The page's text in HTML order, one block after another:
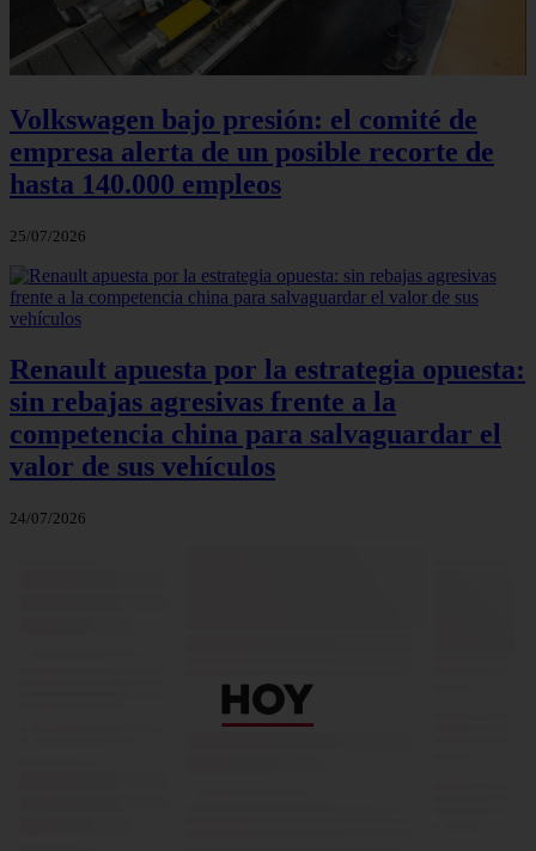
Volkswagen bajo presión: el comité de
empresa alerta de un posible recorte de
hasta 140.000 empleos
25/07/2026
Renault apuesta por la estrategia opuesta:
sin rebajas agresivas frente a la
competencia china para salvaguardar el
valor de sus vehículos
24/07/2026